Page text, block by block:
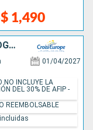
1,490
CROISIÈRE AU C½UR DE LA BOURGOGNE, SES VINS ET SES SAVEURS RÉGIONALES (FORMULE PORT-PORT)
01/04/2027
NO INCLUYE LA
DEL 30% DE AFIP -
REEMBOLSABLE